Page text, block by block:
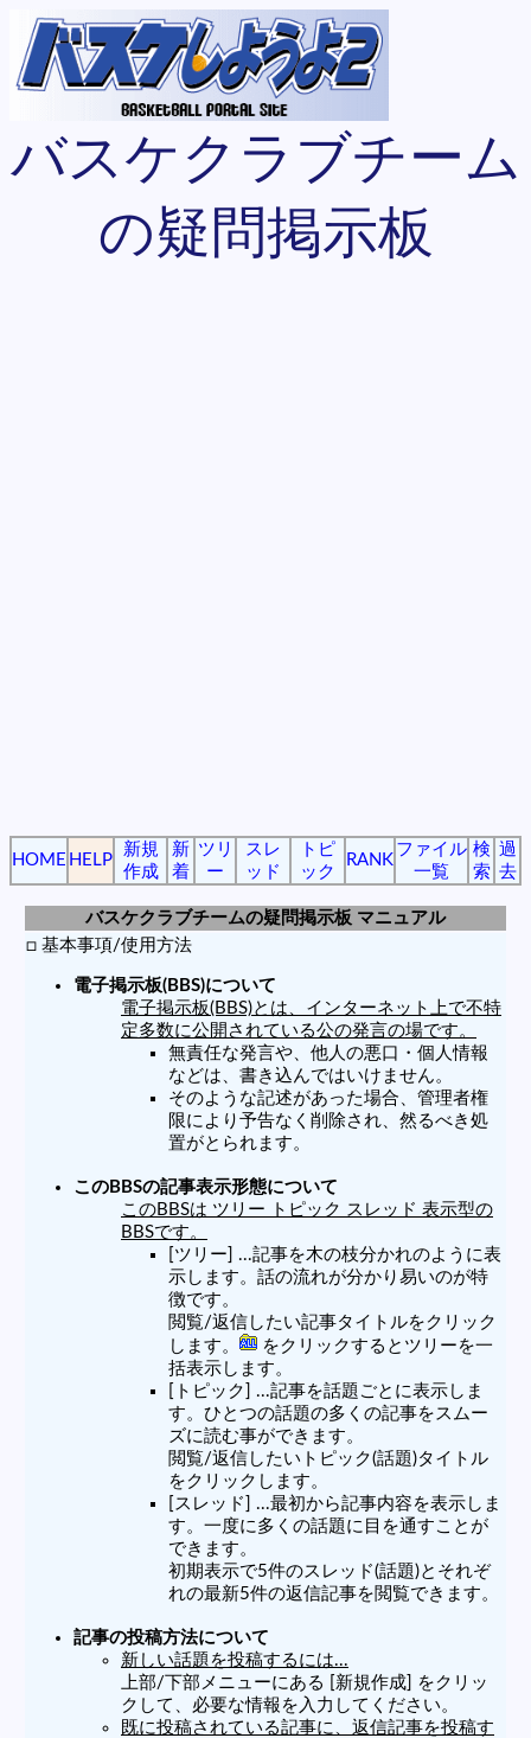
バスケクラブチーム
の疑問掲示板
HOME HELP
新規
作成
新
着
ツリ
ー
スレ
ッド
トピ
ック
RANK
ファイル
一覧
検
索
過
去
バスケクラブチームの疑問掲示板 マニュアル
□ 基本事項/使用方法
電子掲示板(BBS)について
電子掲示板(BBS)とは、インターネット上で不特
定多数に公開されている公の発言の場です。
無責任な発言や、他人の悪口・個人情報
などは、書き込んではいけません。
そのような記述があった場合、管理者権
限により予告なく削除され、然るべき処
置がとられます。
このBBSの記事表示形態について
このBBSは ツリー トピック スレッド 表示型の
BBSです。
[ツリー] ...記事を木の枝分かれのように表
示します。話の流れが分かり易いのが特
徴です。
閲覧/返信したい記事タイトルをクリック
します。
をクリックするとツリーを一
括表示します。
[トピック] ...記事を話題ごとに表示しま
す。ひとつの話題の多くの記事をスムー
ズに読む事ができます。
閲覧/返信したいトピック(話題)タイトル
をクリックします。
[スレッド] ...最初から記事内容を表示しま
す。一度に多くの話題に目を通すことが
できます。
初期表示で5件のスレッド(話題)とそれぞ
れの最新5件の返信記事を閲覧できます。
記事の投稿方法について
新しい話題を投稿するには...
上部/下部メニューにある [新規作成] をクリッ
クして、必要な情報を入力してください。
既に投稿されている記事に、返信記事を投稿す